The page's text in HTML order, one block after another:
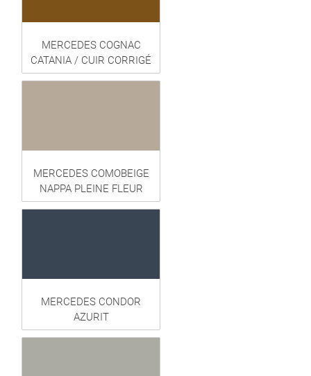
MERCEDES COGNAC
CATANIA / CUIR CORRIGÉ
MERCEDES COMOBEIGE
NAPPA PLEINE FLEUR
MERCEDES CONDOR
AZURIT